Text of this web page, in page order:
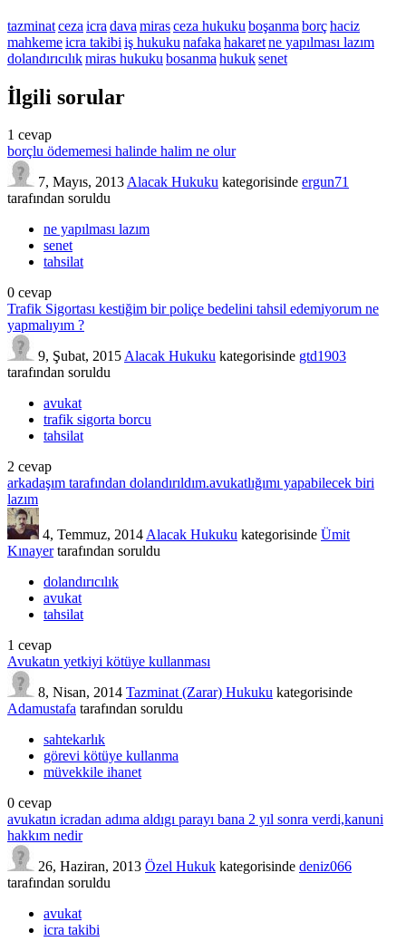
tazminatceza icra dava mirasceza hukuku boşanma borçhaciz
mahkemeicra takibi iş hukuku nafaka hakaretne yapılması lazım
dolandırıcılıkmiras hukuku bosanma hukuksenet
İlgili sorular
1 cevap
borçlu ödememesi halinde halim ne olur
7, Mayıs, 2013Alacak Hukuku kategorisinde ergun71
tarafından soruldu
ne yapılması lazım
senet
tahsilat
0 cevap
Trafik Sigortası kestiğim bir poliçe bedelini tahsil edemiyorum ne
yapmalıyım ?
9, Şubat, 2015Alacak Hukuku kategorisinde gtd1903
tarafından soruldu
avukat
trafik sigorta borcu
tahsilat
2 cevap
arkadaşım tarafından dolandırıldım.avukatlığımı yapabilecek biri
lazım
4, Temmuz, 2014Alacak Hukuku kategorisinde Ümit
Kınayer tarafından soruldu
dolandırıcılık
avukat
tahsilat
1 cevap
Avukatın yetkiyi kötüye kullanması
8, Nisan, 2014 Tazminat (Zarar) Hukuku kategorisinde
Adamustafa tarafından soruldu
sahtekarlık
görevi kötüye kullanma
müvekkile ihanet
0 cevap
avukatın icradan adıma aldıgı parayı bana 2 yıl sonra verdi,kanuni
hakkım nedir
26, Haziran, 2013 Özel Hukuk kategorisinde deniz066
tarafından soruldu
avukat
icra takibi